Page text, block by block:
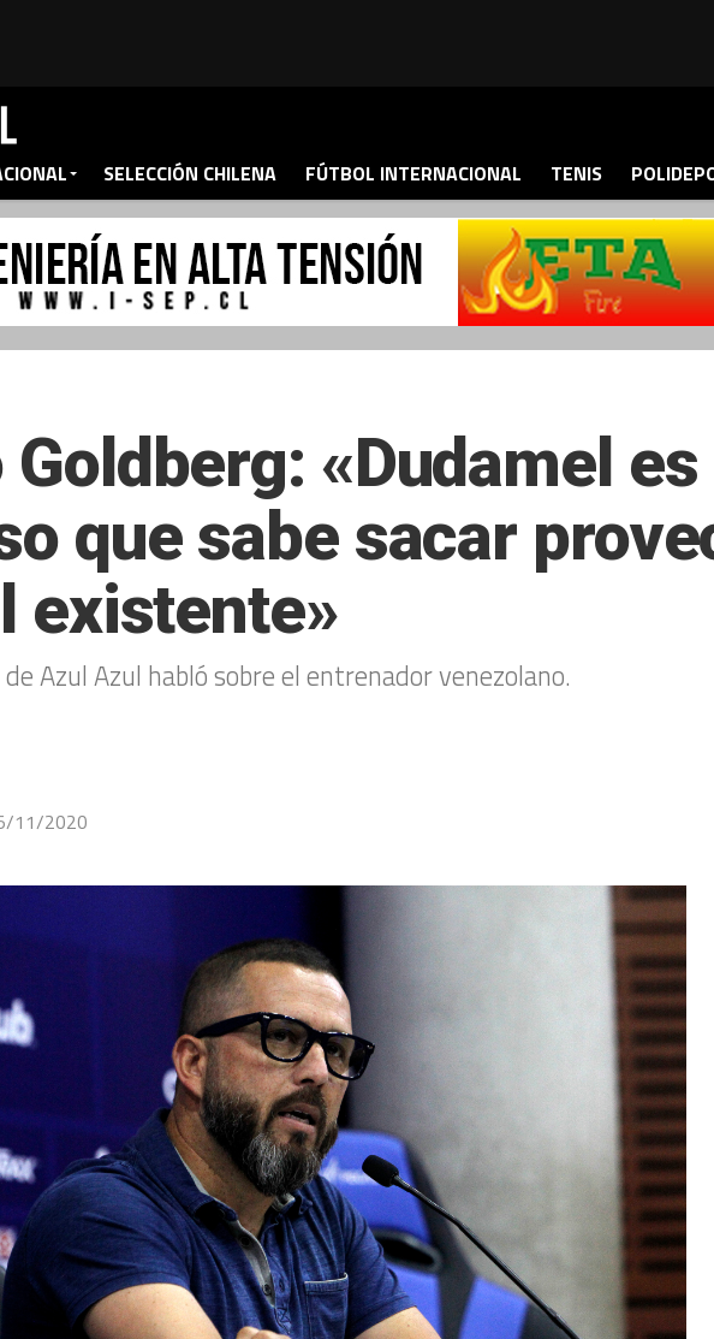
SELECCIÓN CHILENA FÚTBOL INTERNACIONAL TENIS
Goldberg: «Dudamel
que sabe sacar
existente»
Azul Azul habló sobre el entrenador venezolano.
11/2020